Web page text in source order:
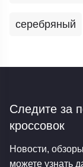
серебряный
Следите за
кроссовок
Новости,
можете узнать